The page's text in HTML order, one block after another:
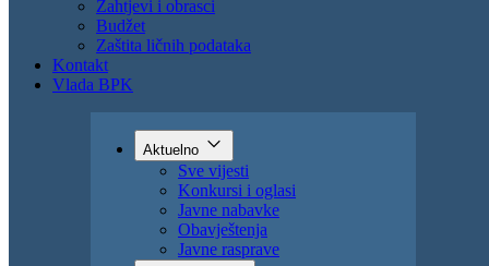
Dokumenti
Zakoni i propisi
Zahtjevi i obrasci
Budžet
Vlada BPK
Aktuelno
Sve vijesti
Konkursi i oglasi